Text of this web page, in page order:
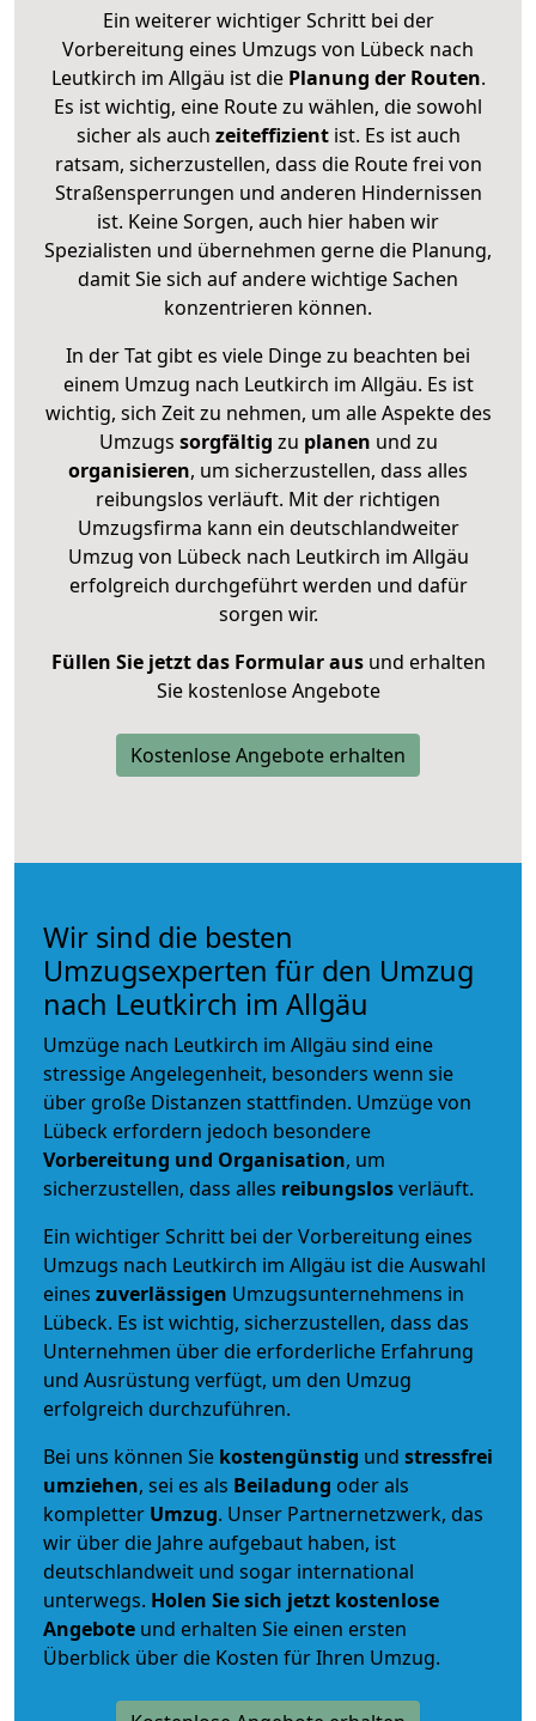
Ein weiterer wichtiger Schritt bei der
Vorbereitung eines Umzugs von Lübeck nach
Leutkirch im Allgäu ist diePlanung der Routen.
Es ist wichtig, eine Route zu wählen, die sowohl
sicher als auch zeiteffizientist. Es ist auch
ratsam, sicherzustellen, dass die Route frei von
Straßensperrungen und anderen Hindernissen
ist. Keine Sorgen, auch hier haben wir
Spezialisten und übernehmen gerne die Planung,
damit Sie sich auf andere wichtige Sachen
konzentrieren können.
In der Tat gibt es viele Dinge zu beachten bei
einem Umzug nach Leutkirch im Allgäu. Es ist
wichtig, sich Zeit zu nehmen, um alle Aspekte des
Umzugs sorgfältig zu planen und zu
organisieren, um sicherzustellen, dass alles
reibungslos verläuft. Mit der richtigen
Umzugsfirma kann ein deutschlandweiter
Umzug von Lübeck nach Leutkirch im Allgäu
erfolgreich durchgeführt werden und dafür
sorgen wir.
Füllen Sie jetzt das Formular ausund erhalten
Sie kostenlose Angebote
Kostenlose Angebote erhalten
Wir sind die besten
Umzugsexperten für den Umzug
nach Leutkirch im Allgäu
Umzüge nach Leutkirch im Allgäu sind eine
stressige Angelegenheit, besonders wenn sie
über große Distanzen stattfinden. Umzüge von
Lübeck erfordern jedoch besondere
Vorbereitung und Organisation, um
sicherzustellen, dass alles reibungslosverläuft.
Ein wichtiger Schritt bei der Vorbereitung eines
Umzugs nach Leutkirch im Allgäu ist die Auswahl
eines zuverlässigen Umzugsunternehmens in
Lübeck. Es ist wichtig, sicherzustellen, dass das
Unternehmen über die erforderliche Erfahrung
und Ausrüstung verfügt, um den Umzug
erfolgreich durchzuführen.
Bei uns können Sie kostengünstig und stressfrei
umziehen, sei es als Beiladung oder als
kompletter Umzug. Unser Partnernetzwerk, das
wir über die Jahre aufgebaut haben, ist
deutschlandweit und sogar international
unterwegs. Holen Sie sich jetzt kostenlose
Angebote und erhalten Sie einen ersten
Überblick über die Kosten für Ihren Umzug.